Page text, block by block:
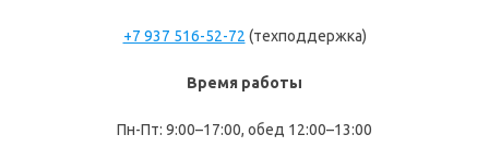
+7 937 516-52-72 (техподдержка)
Время работы
Пн-Пт: 9:00–17:00, обед 12:00–13:00